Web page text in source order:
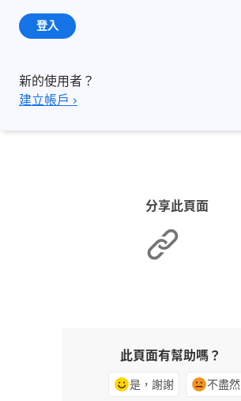
登入
新的使用者？
建立帳戶 ›
分享此頁面
此頁面有幫助嗎？
是，謝謝 不盡然